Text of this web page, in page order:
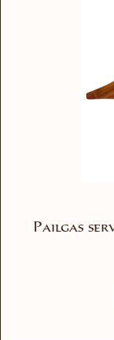
Pailgas